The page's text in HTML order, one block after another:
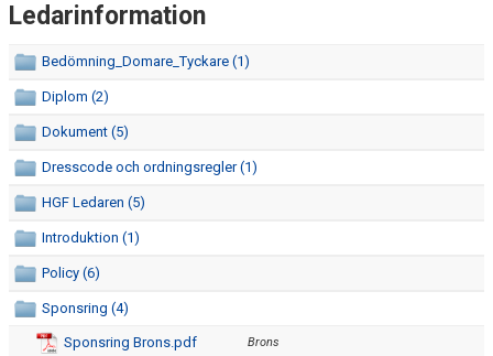
TRÄNINGSHALLAR
NYA HALLEN
SPONSRING
Ledarinformation
Bedömning_Domare_Tyckare (1)
Diplom (2)
Dokument (5)
Dresscode och ordningsregler (1)
HGF Ledaren (5)
Introduktion (1)
Policy (6)
Sponsring (4)
Sponsring Brons.pdf Brons